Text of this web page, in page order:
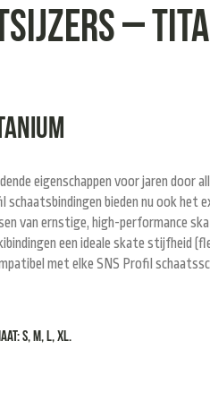
–
eigenschappen voor jaren
bieden nu ook
van ernstige, high-performance
een ideale skate stijfheid
met elke SNS Profil
S, M, L, XL.